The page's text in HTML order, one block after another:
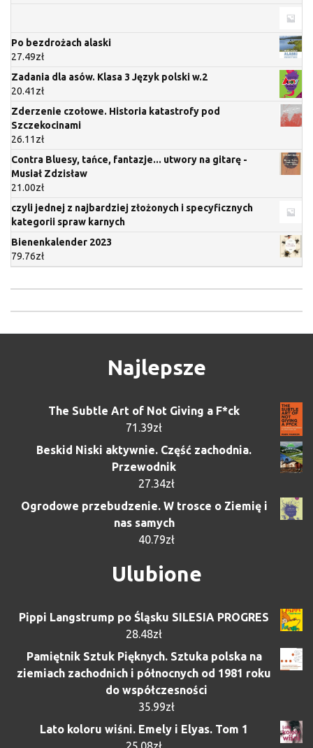
Po bezdrożach alaski
27.49zł
Zadania dla asów. Klasa 3 Język polski w.2
20.41 zł
Zderzenie czołowe. Historia katastrofy pod
Szczekocinami
26.11 zł
Contra Bluesy, tańce, fantazje... utwory na gitarę -
Musiał Zdzisław
21.00zł
czyli jednej z najbardziej złożonych i specyficznych
kategorii spraw karnych
Bienenkalender 2023
79.76zł
Najlepsze
The Subtle Art of Not Giving a F*ck
71.39zł
Beskid Niski aktywnie. Część zachodnia.
Przewodnik
27.34zł
Ogrodowe przebudzenie. W trosce o Ziemię i
nas samych
40.79zł
Ulubione
Pippi Langstrump po Śląsku SILESIA PROGRES
28.48zł
Pamiętnik Sztuk Pięknych. Sztuka polska na
ziemiach zachodnich i północnych od 1981 roku
do współczesności
35.99zł
Lato koloru wiśni. Emely i Elyas. Tom 1